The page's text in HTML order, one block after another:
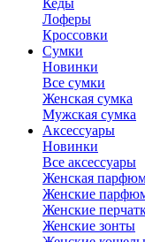
Кеды
Лоферы
Кроссовки
Сумки
Новинки
Все сумки
Женская сумка
Мужская сумка
Аксессуары
Новинки
Все аксессуары
Женская
Женские
Женские
Женские зонты